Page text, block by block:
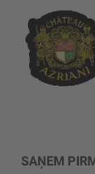
SAŅEM